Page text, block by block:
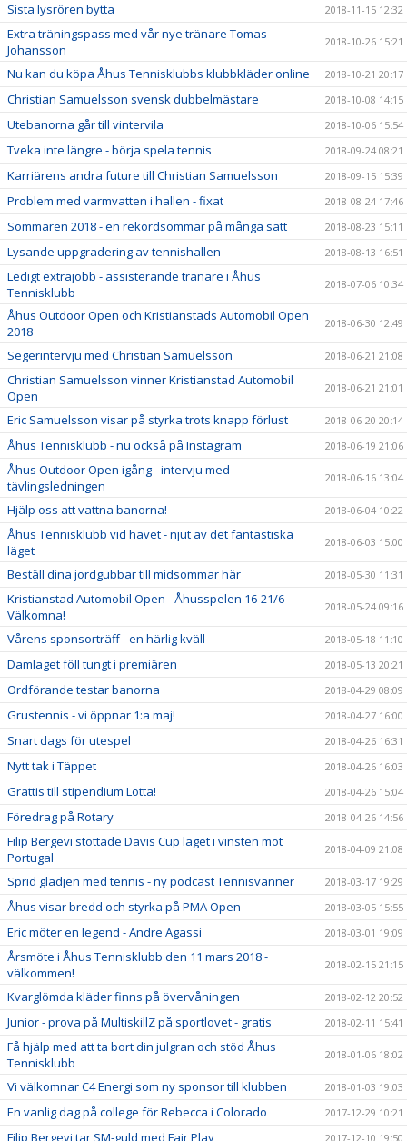
Sista lysrören bytta 2018-11-15 12:32
Extra träningspass med vår nye tränare Tomas
Johansson
2018-10-26 15:21
Nu kan du köpa Åhus Tennisklubbs klubbkläder online 2018-10-21 20:17
Christian Samuelsson svensk dubbelmästare 2018-10-08 14:15
Utebanorna går till vintervila 2018-10-06 15:54
Tveka inte längre - börja spela tennis 2018-09-24 08:21
Karriärens andra future till Christian Samuelsson 2018-09-15 15:39
Problem med varmvatten i hallen - fixat 2018-08-24 17:46
Sommaren 2018 - en rekordsommar på många sätt 2018-08-23 15:11
Lysande uppgradering av tennishallen 2018-08-13 16:51
Ledigt extrajobb - assisterande tränare i Åhus
Tennisklubb
2018-07-06 10:34
Åhus Outdoor Open och Kristianstads Automobil Open
2018
2018-06-30 12:49
Segerintervju med Christian Samuelsson 2018-06-21 21:08
Christian Samuelsson vinner Kristianstad Automobil
Open
2018-06-21 21:01
Eric Samuelsson visar på styrka trots knapp förlust 2018-06-20 20:14
Åhus Tennisklubb - nu också på Instagram 2018-06-19 21:06
Åhus Outdoor Open igång - intervju med
tävlingsledningen
2018-06-16 13:04
Hjälp oss att vattna banorna! 2018-06-04 10:22
Åhus Tennisklubb vid havet - njut av det fantastiska
läget
2018-06-03 15:00
Beställ dina jordgubbar till midsommar här 2018-05-30 11:31
Kristianstad Automobil Open - Åhusspelen 16-21/6 -
Välkomna!
2018-05-24 09:16
Vårens sponsorträff - en härlig kväll 2018-05-18 11:10
Damlaget föll tungt i premiären 2018-05-13 20:21
Ordförande testar banorna 2018-04-29 08:09
Grustennis - vi öppnar 1:a maj! 2018-04-27 16:00
Snart dags för utespel 2018-04-26 16:31
Nytt tak i Täppet 2018-04-26 16:03
Grattis till stipendium Lotta! 2018-04-26 15:04
Föredrag på Rotary 2018-04-26 14:56
Filip Bergevi stöttade Davis Cup laget i vinsten mot
Portugal
2018-04-09 21:08
Sprid glädjen med tennis - ny podcast Tennisvänner 2018-03-17 19:29
Åhus visar bredd och styrka på PMA Open 2018-03-05 15:55
Eric möter en legend - Andre Agassi 2018-03-01 19:09
Årsmöte i Åhus Tennisklubb den 11 mars 2018 -
välkommen!
2018-02-15 21:15
Kvarglömda kläder finns på övervåningen 2018-02-12 20:52
Junior - prova på MultiskillZ på sportlovet - gratis 2018-02-11 15:41
Få hjälp med att ta bort din julgran och stöd Åhus
Tennisklubb
2018-01-06 18:02
Vi välkomnar C4 Energi som ny sponsor till klubben 2018-01-03 19:03
En vanlig dag på college för Rebecca i Colorado 2017-12-29 10:21
Filip Bergevi tar SM-guld med Fair Play 2017-12-10 19:50